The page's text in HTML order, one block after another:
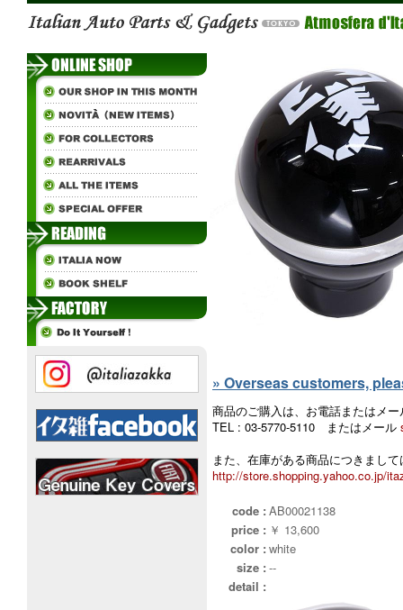
» Overseas customers,
商品のご購入は、お電話またはメ
TEL : 03-5770-5110 またはメール
また、在庫がある商品につきまし
http://store.shopping.yahoo.co.jp/
code : AB00021138
price : ￥ 13,600
color : white
size : --
detail :